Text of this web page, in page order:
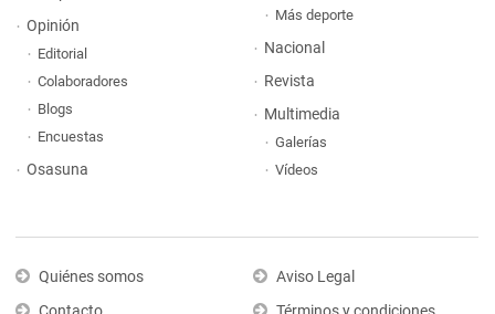
Opinión
Editorial
Colaboradores
Blogs
Encuestas
Osasuna
Más deporte
Nacional
Revista
Multimedia
Galerías
Vídeos
Quiénes somos
Aviso Legal